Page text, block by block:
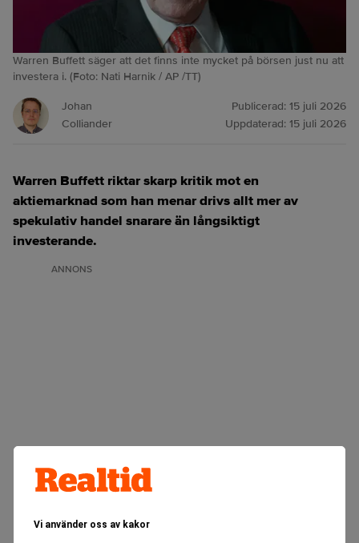
Vi använder oss av kakor
Warren Buffett säger att det finns inte mycket på börsen just nu att
investera i. (Foto: Nati Harnik / AP /TT)
Johan
Colliander
Publicerad: 15 juli 2026
Uppdaterad: 15 juli 2026
Warren Buffett riktar skarp kritik mot en
aktiemarknad som han menar drivs allt mer av
spekulativ handel snarare än långsiktigt
investerande.
ANNONS